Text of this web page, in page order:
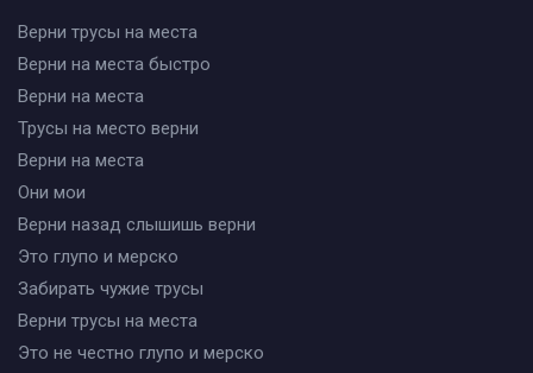
Верни трусы на места
Верни на места быстро
Верни на места
Трусы на место верни
Верни на места
Они мои
Верни назад слышишь верни
Это глупо и мерско
Забирать чужие трусы
Верни трусы на места
Это не честно глупо и мерско